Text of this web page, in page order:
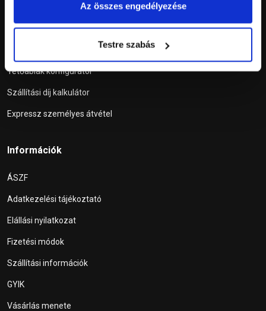
Az összes engedélyezése
Testre szabás
Tetőablak konfigurátor
Szállítási díj kalkulátor
Expressz személyes átvétel
Információk
ÁSZF
Adatkezelési tájékoztató
Elállási nyilatkozat
Fizetési módok
Szállítási információk
GYIK
Vásárlás menete